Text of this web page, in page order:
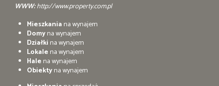
WWW:http://www.property.com.pl
Mieszkania na wynajem
Domyna wynajem
Działki na wynajem
Lokale na wynajem
Hale na wynajem
Obiektyna wynajem